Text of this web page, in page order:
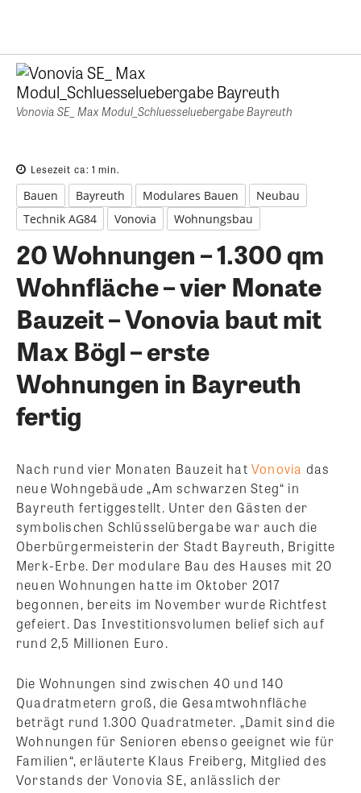
Vonovia SE_ Max Modul_Schluesseluebergabe Bayreuth
Lesezeit ca: 1 min.
Bauen Bayreuth Modulares Bauen
Neubau
Technik AG84
Vonovia Wohnungsbau
20 Wohnungen – 1.300 qm
Wohnfläche – vier Monate
Bauzeit – Vonovia baut mit
Max Bögl – erste
Wohnungen in Bayreuth
fertig
Nach rund vier Monaten Bauzeit hat Vonovia das
neue Wohngebäude „Am schwarzen Steg“ in
Bayreuth fertiggestellt. Unter den Gästen der
symbolischen Schlüsselübergabe war auch die
Oberbürgermeisterin der Stadt Bayreuth, Brigitte
Merk-Erbe. Der modulare Bau des Hauses mit 20
neuen Wohnungen hatte im Oktober 2017
begonnen, bereits im November wurde Richtfest
gefeiert. Das Investitionsvolumen belief sich auf
rund 2,5 Millionen Euro.
Die Wohnungen sind zwischen 40 und 140
Quadratmetern groß, die Gesamtwohnfläche
beträgt rund 1.300 Quadratmeter. „Damit sind die
Wohnungen für Senioren ebenso geeignet wie für
Familien“, erläuterte Klaus Freiberg, Mitglied des
Vorstands der Vonovia SE, anlässlich der